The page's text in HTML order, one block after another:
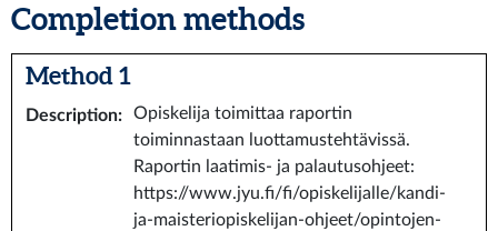
Completion methods
Method 1
Description:
Opiskelija toimittaa raportin
toiminnastaan luottamustehtävissä.
Raportin laatimis- ja palautusohjeet:
https://www.jyu.fi/fi/opiskelijalle/kandi-
ja-maisteriopiskelijan-ohjeet/opintojen-